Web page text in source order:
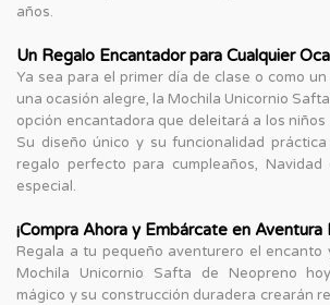
años.
Un Regalo Encantador para Cualquier
Ya sea para el primer día de clase o como
una ocasión alegre, la Mochila Unicornio
opción encantadora que deleitará a los
Su diseño único y su funcionalidad
regalo perfecto para cumpleaños,
especial.
¡Compra Ahora y Embárcate en Aventura
Regala a tu pequeño aventurero el encanto
Mochila Unicornio Safta de Neopreno
mágico y su construcción duradera crearán